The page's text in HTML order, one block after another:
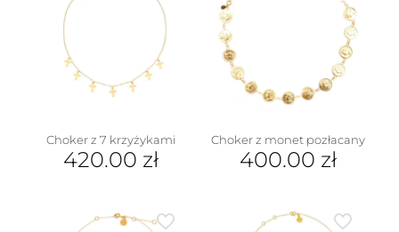
Choker z 7 krzyżykami
420.00 zł
Choker z monet pozłacany
400.00 zł